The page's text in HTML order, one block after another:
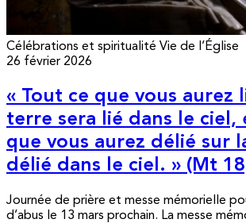
Célébrations et spiritualité Vie de l’Église
26 février 2026
« Tout ce que vous aurez
terre sera lié dans le ciel,
que vous aurez délié sur
délié dans le ciel. » (Mt
Journée de prière et messe mémorielle
d’abus le 13 mars prochain. La messe